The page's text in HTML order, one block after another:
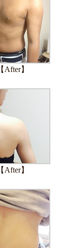
【After】
【After】